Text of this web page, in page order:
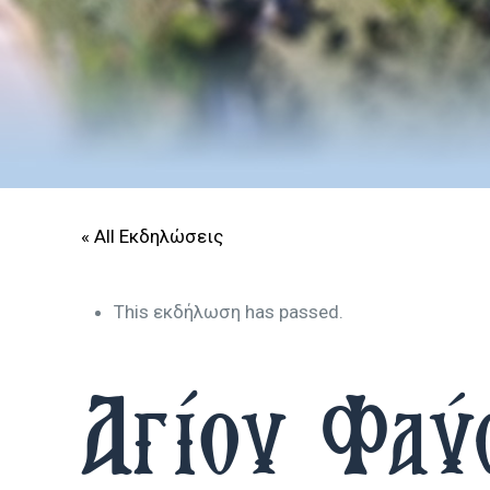
« All Εκδηλώσεις
This εκδήλωση has passed.
Αγίου